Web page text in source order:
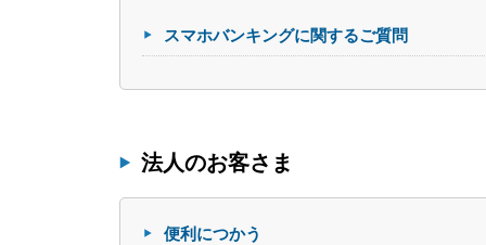
スマホバンキングに関するご質問
法人のお客さま
便利につかう